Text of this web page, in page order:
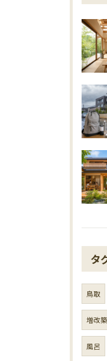
タ
鳥取
増改築
風呂